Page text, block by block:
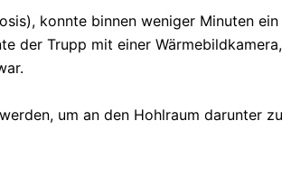
konnte binnen weniger Minuten
der Trupp mit einer
um an den Hohlraum darunter